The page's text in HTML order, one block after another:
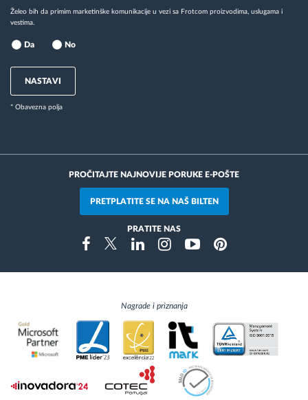
Želeo bih da primim marketinške komunikacije u vezi sa Frotcom proizvodima, uslugama i
vestima.
Da No
NASTAVI
* Obavezna polja
PROČITAJTE NAJNOVIJE PORUKE E-POŠTE
PRETPLATITE SE NA NAŠ BILTEN
PRATITE NAS
FacebookTwitterLinkedinInstragramYoutubePinterest
Nagrade i priznanja